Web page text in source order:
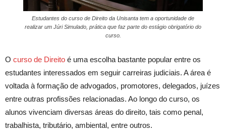
Estudantes do curso de Direito da Unisanta tem a oportunidade de
realizar um Júri Simulado, prática que faz parte do estágio obrigatório do
curso.
O curso de Direito é uma escolha bastante popular entre os
estudantes interessados em seguir carreiras judiciais. A área é
voltada à formação de advogados, promotores, delegados, juízes
entre outras profissões relacionadas. Ao longo do curso, os
alunos vivenciam diversas áreas do direito, tais como penal,
trabalhista, tributário, ambiental, entre outros.